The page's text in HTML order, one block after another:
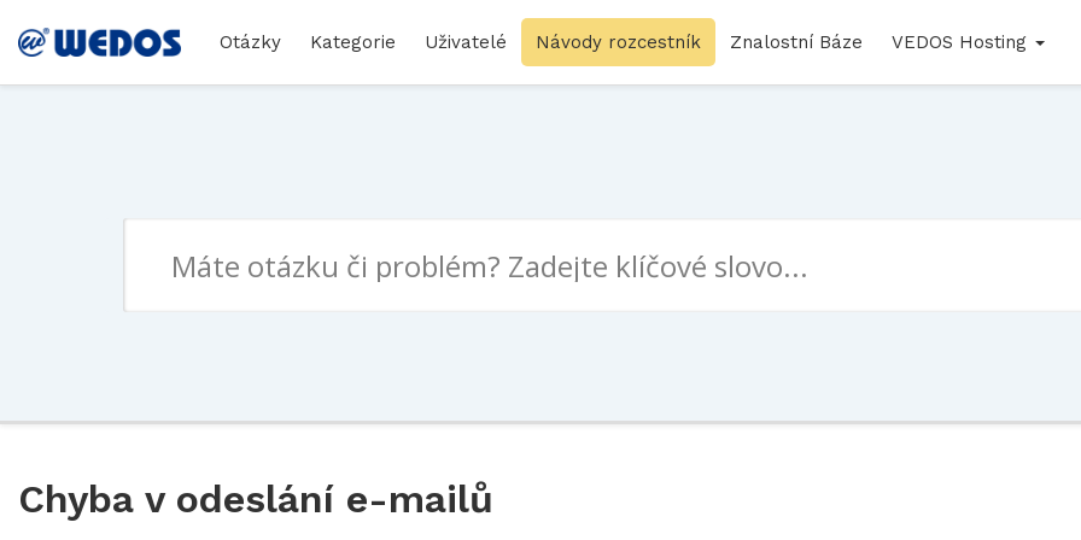
Otázky Kategorie Uživatelé Návody rozcestník Znalostní Báze VEDOS Hosting
Chyba v odeslání e-mailů